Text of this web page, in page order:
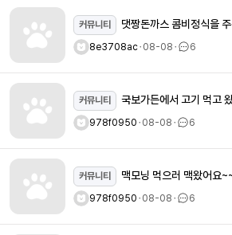
커뮤니티 댓짱돈까스 콤비정식을
8e3708acㆍ08-08ㆍ 6
커뮤니티 국보가든에서 고기 먹고
978f0950ㆍ08-08ㆍ 6
커뮤니티 맥모닝 먹으러 맥왔어요
978f0950ㆍ08-08ㆍ 6